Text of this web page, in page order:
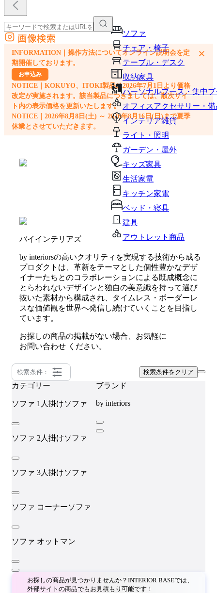
ソファ
チェア・椅子
テーブル・デスク
収納家具
パーソナルブース・集中
オフィスアクセサリー・備
インテリア雑貨
ライト・照明
ガーデン・屋外
キッズ家具
生活家電
キッチン家電
ベッド・寝具
建具
アウトレット商品
外部サイトの商品をカートに追加
他のサイトで見つけた商品ページのURLを貼り付けて、カートに追加できます
画像検索
INFORMATION｜操作方法についてオンライン説明会を定
期開催しております。
お申込み
NOTICE｜KOKUYO、ITOKI製品は2026年7月1日より価格
改定が実施されます。該当製品につきましては、順次サイ
ト内の表示価格を更新いたします。
NOTICE｜2026年8月8日(土) ～ 2026年8月16日(日)まで夏季
休業とさせていただきます。
×
バイインテリアズ
by interiorsの高いクオリティを実現する技術から成る
プロダクトは、革新をテーマとした個性豊かなデザ
イナーたちとのコラボレーションによる既成概念に
とらわれないデザインと独自の美意識を持って選び
抜いた素材から構成され、タイムレス・ボーダーレ
スな価値観を世界へ発信し続けていくことを目指し
ています。
お探しの商品の掲載がない場合、お気軽に
お問い合わせ ください。
検索条件： 検索条件をクリア
カテゴリー
ソファ 1人掛けソファ
ソファ 2人掛けソファ
ソファ 3人掛けソファ
ソファ コーナーソファ
ソファ オットマン
ブランド
by interiors
お探しの商品が見つかりませんか？INTERIOR BASEでは、
外部サイトの商品でもお見積もり可能です！